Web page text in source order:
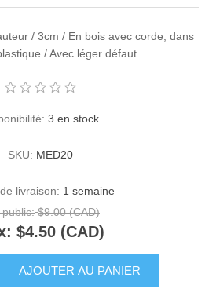
/ 3cm / En bois avec corde, dans
/ Avec léger défaut
3 en stock
SKU: MED20
livraison: 1 semaine
public: $9.00 (CAD)
$4.50 (CAD)
AJOUTER AU PANIER